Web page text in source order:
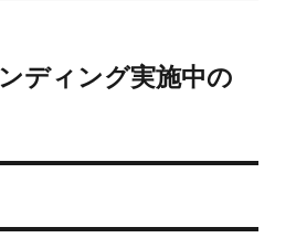
ディング実施中の